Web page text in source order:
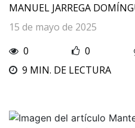
MANUEL JARREGA
15 de mayo de 2025
0
0
9 MIN. DE LECTURA